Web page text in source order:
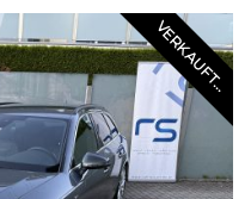
VERKAUFT...